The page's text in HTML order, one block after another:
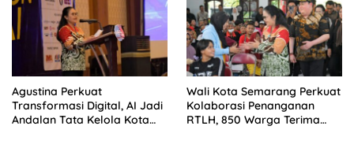
Agustina Perkuat
Transformasi Digital, AI Jadi
Andalan Tata Kelola Kota
Wali Kota Semarang Perkuat
Kolaborasi Penanganan
RTLH, 850 Warga Terima